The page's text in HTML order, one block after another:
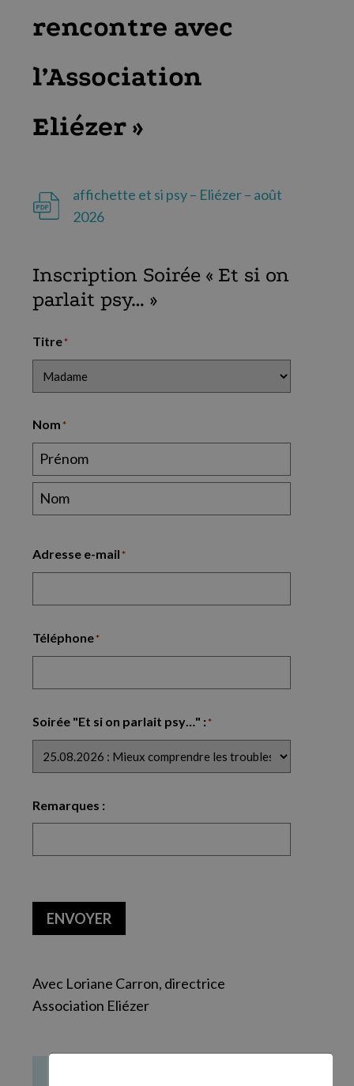
rencontre avec
l’Association
Eliézer »
affichette et si psy – Eliézer – août
2026
Inscription Soirée « Et si on
parlait psy… »
Titre*
Nom*
Adresse e-mail*
Téléphone*
Soirée "Et si on parlait psy…" :*
Remarques :
ENVOYER
Avec Loriane Carron, directrice
Association Eliézer